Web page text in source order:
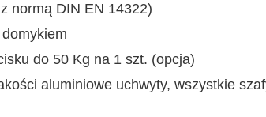
normą DIN EN 14322)
do 50 Kg na 1 szt. (opcja)
aluminiowe uchwyty, wszystkie